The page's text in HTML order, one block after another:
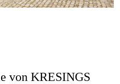
von KRESINGS